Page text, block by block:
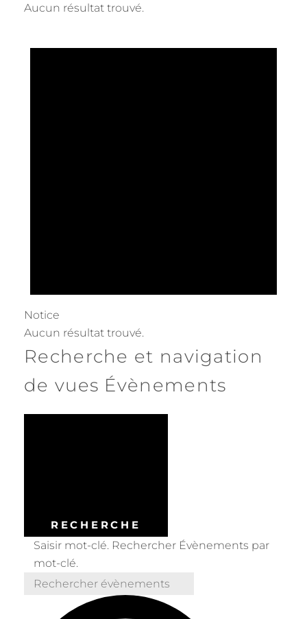
Aucun résultat trouvé.
Notice
Aucun résultat trouvé.
Recherche et navigation
de vues Évènements
RECHERCHE
Saisir mot-clé. Rechercher Évènements par
mot-clé.